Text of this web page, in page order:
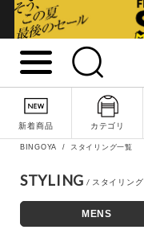
新着商品 カテゴリ
キーワード
BINGOYA スタイリング一覧
STYLING
MENS